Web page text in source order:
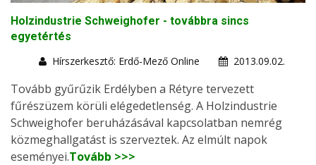
Holzindustrie Schweighofer - továbbra sincs
egyetértés
Hírszerkesztő: Erdő-Mező Online
2013.09.02.
Tovább gyűrűzik Erdélyben a Rétyre tervezett
fűrészüzem körüli elégedetlenség. A Holzindustrie
Schweighofer beruházásával kapcsolatban nemrég
közmeghallgatást is szerveztek. Az elmúlt napok
eseményei.Tovább >>>